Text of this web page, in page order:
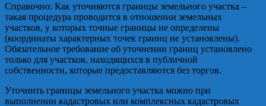
Справочно: Как уточняются границы земельного участка –
такая процедура проводится в отношении земельных
участков, у которых точные границы не определены
(координаты характерных точек границ не установлены).
Обязательное требование об уточнении границ установлено
только для участков, находящихся в публичной
собственности, которые предоставляются без торгов.
Уточнить границы земельного участка можно при
выполнении кадастровых или комплексных кадастровых